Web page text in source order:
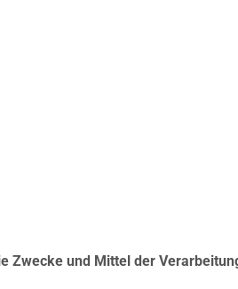
Zwecke und Mittel der